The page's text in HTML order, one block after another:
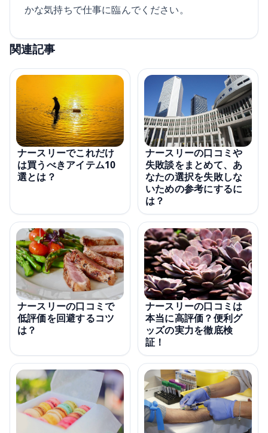
かな気持ちで仕事に臨んでください。
関連記事
ナースリーでこれだけ
は買うべきアイテム10
選とは？
ナースリーの口コミや
失敗談をまとめて、あ
なたの選択を失敗しな
いための参考にするに
は？
ナースリーの口コミで
低評価を回避するコツ
は？
ナースリーの口コミは
本当に高評価？便利グ
ッズの実力を徹底検
証！